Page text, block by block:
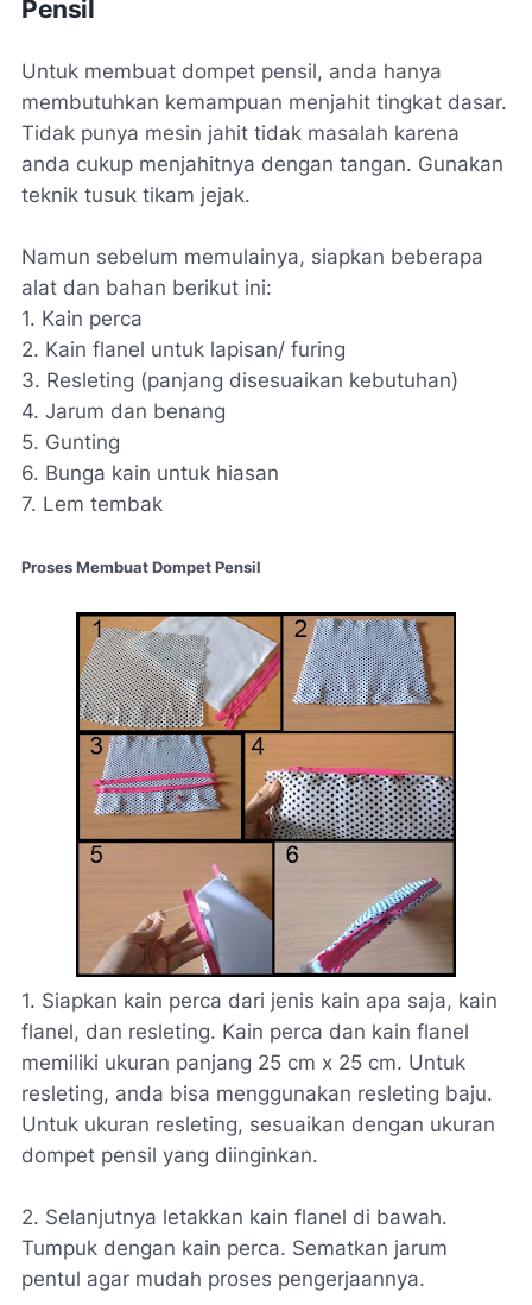
Pensil
Untuk membuat dompet pensil, anda hanya
membutuhkan kemampuan menjahit tingkat dasar.
Tidak punya mesin jahit tidak masalah karena
anda cukup menjahitnya dengan tangan. Gunakan
teknik tusuk tikam jejak.
Namun sebelum memulainya, siapkan beberapa
alat dan bahan berikut ini:
1. Kain perca
2. Kain flanel untuk lapisan/ furing
3. Resleting (panjang disesuaikan kebutuhan)
4. Jarum dan benang
5. Gunting
6. Bunga kain untuk hiasan
7. Lem tembak
Proses Membuat Dompet Pensil
1. Siapkan kain perca dari jenis kain apa saja, kain
flanel, dan resleting. Kain perca dan kain flanel
memiliki ukuran panjang 25 cm x 25 cm. Untuk
resleting, anda bisa menggunakan resleting baju.
Untuk ukuran resleting, sesuaikan dengan ukuran
dompet pensil yang diinginkan.
2. Selanjutnya letakkan kain flanel di bawah.
Tumpuk dengan kain perca. Sematkan jarum
pentul agar mudah proses pengerjaannya.